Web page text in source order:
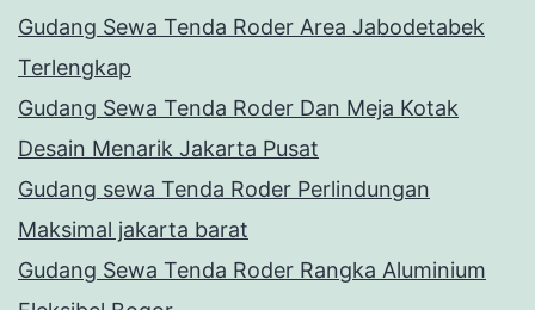
Gudang Sewa Tenda Roder Area Jabodetabek
Terlengkap
Gudang Sewa Tenda Roder Dan Meja Kotak
Desain Menarik Jakarta Pusat
Gudang sewa Tenda Roder Perlindungan
Maksimal jakarta barat
Gudang Sewa Tenda Roder Rangka Aluminium